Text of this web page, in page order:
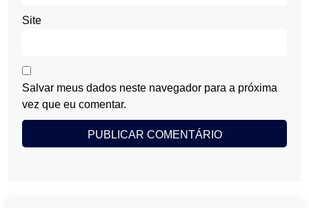
Site
Salvar meus dados neste navegador para a próxima
vez que eu comentar.